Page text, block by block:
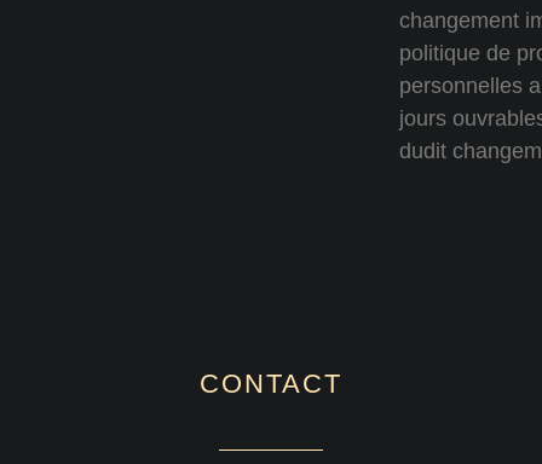
changement
politique de
personnelles
jours
dudit
CONTACT